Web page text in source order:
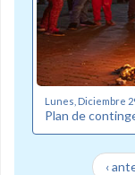
Lunes, Diciembre
Plan de
‹